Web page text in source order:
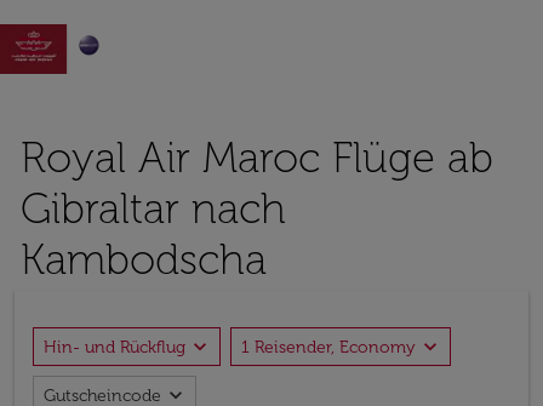

Royal Air Maroc Flüge ab
Gibraltar nach
Kambodscha
Hin- und Rückflug expand_more 1 Reisender, Economy expand_more
Gutscheincode expand_more